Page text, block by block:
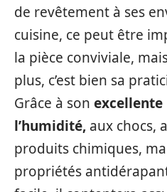
de revêtement à ses
cuisine, ce peut être
la pièce conviviale,
plus, c’est bien sa
Grâce à son excellente
l’humidité, aux chocs,
produits chimiques,
propriétés